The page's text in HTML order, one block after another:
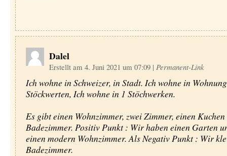
Dalel
Erstellt am 4. Juni 2021 um 07:09 | Permanent-Link
Ich wohne in Schweizer, in Stadt. Ich wohne in
Stöckwerten, Ich wohne in 1 Stöchwerken.
Es gibt einen Wohnzimmer, zwei Zimmer, einen
Badezimmer. Positiv Punkt : Wir haben einen Garten
einen modern Wohnzimmer. Als Negativ Punkt : Wir
Badezimmer.